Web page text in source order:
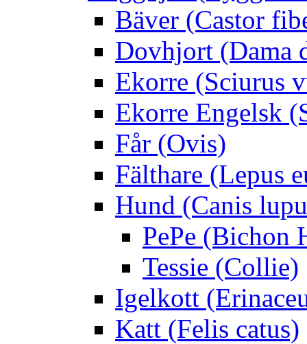
Bäver (Castor
Dovhjort (Dama
Ekorre (Sciurus
Ekorre Engelsk
Får (Ovis)
Fälthare (Lepus
Hund (Canis
PePe (Bichon
Tessie (Collie)
Igelkott
Katt (Felis catus)